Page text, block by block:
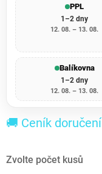
PPL
1–2 dny
12. 08. – 13. 08.
Balíkovna
1–2 dny
12. 08. – 13. 08.
🚚 Ceník doručení